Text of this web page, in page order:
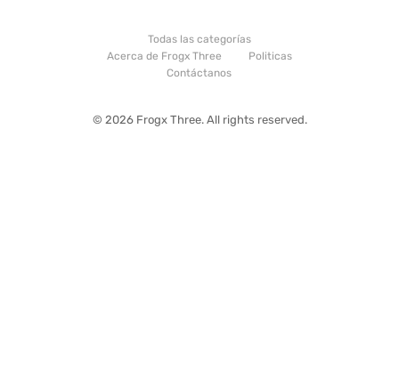
Todas las categorías
Acerca de Frogx Three
Politicas
Contáctanos
© 2026 Frogx Three. All rights reserved.